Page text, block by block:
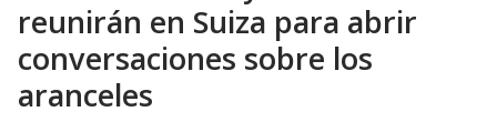
reunirán en Suiza para abrir
conversaciones sobre los
aranceles